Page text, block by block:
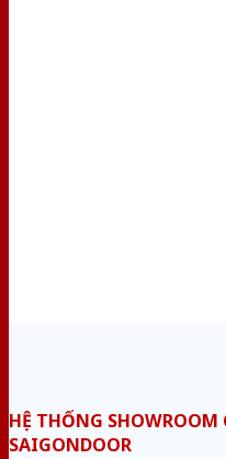
HỆ THỐNG SHOWROOM
SAIGONDOOR